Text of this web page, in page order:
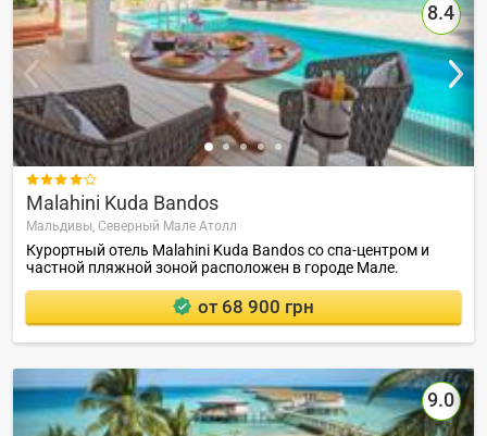
8.4

Malahini Kuda Bandos
Мальдивы, Северный Мале Атолл
Курортный отель Malahini Kuda Bandos со спа-центром и
частной пляжной зоной расположен в городе Мале.
от 68 900 грн
9.0